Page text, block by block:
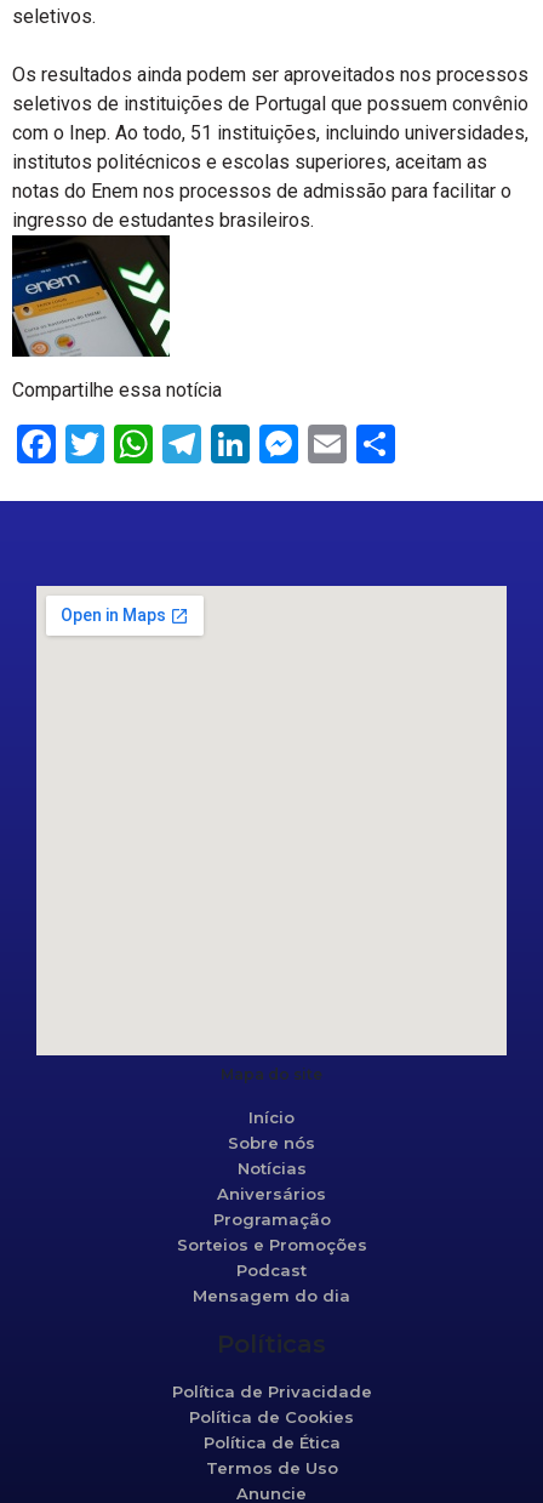
seletivos.
Os resultados ainda podem ser aproveitados nos processos
seletivos de instituições de Portugal que possuem convênio
com o Inep. Ao todo, 51 instituições, incluindo universidades,
institutos politécnicos e escolas superiores, aceitam as
notas do Enem nos processos de admissão para facilitar o
ingresso de estudantes brasileiros.
Compartilhe essa notícia
Facebook
Twitter
WhatsApp
Telegram
LinkedIn
Messenger
Email
Mapa do site
Início
Sobre nós
Notícias
Aniversários
Programação
Sorteios e Promoções
Podcast
Mensagem do dia
Políticas
Política de Privacidade
Política de Cookies
Política de Ética
Termos de Uso
Anuncie